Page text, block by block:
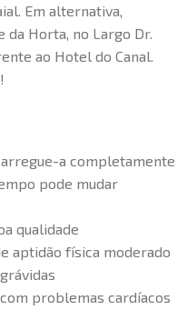
Em alternativa,
da Horta, no Largo Dr.
ao Hotel do Canal.
a completamente
pode mudar
qualidade
aptidão física moderado
problemas cardíacos